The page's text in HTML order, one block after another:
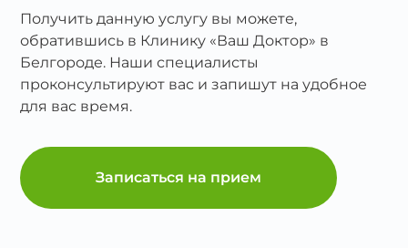
Получить данную услугу вы можете,
обратившись в Клинику «Ваш Доктор» в
Белгороде. Наши специалисты
проконсультируют вас и запишут на удобное
для вас время.
Записаться на прием